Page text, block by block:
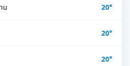
20°
20°
20°